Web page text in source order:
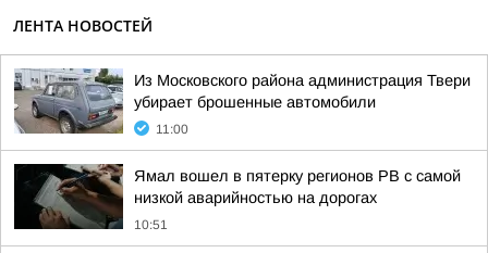
ЛЕНТА НОВОСТЕЙ
Из Московского района администрация Твери
убирает брошенные автомобили
11:00
Ямал вошел в пятерку регионов РВ с самой
низкой аварийностью на дорогах
10:51